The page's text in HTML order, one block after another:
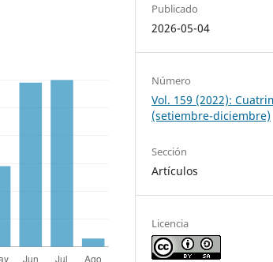
Publicado
2026-05-04
Número
Vol. 159 (2022):
(setiembre-diciembre)
Sección
Artículos
Licencia